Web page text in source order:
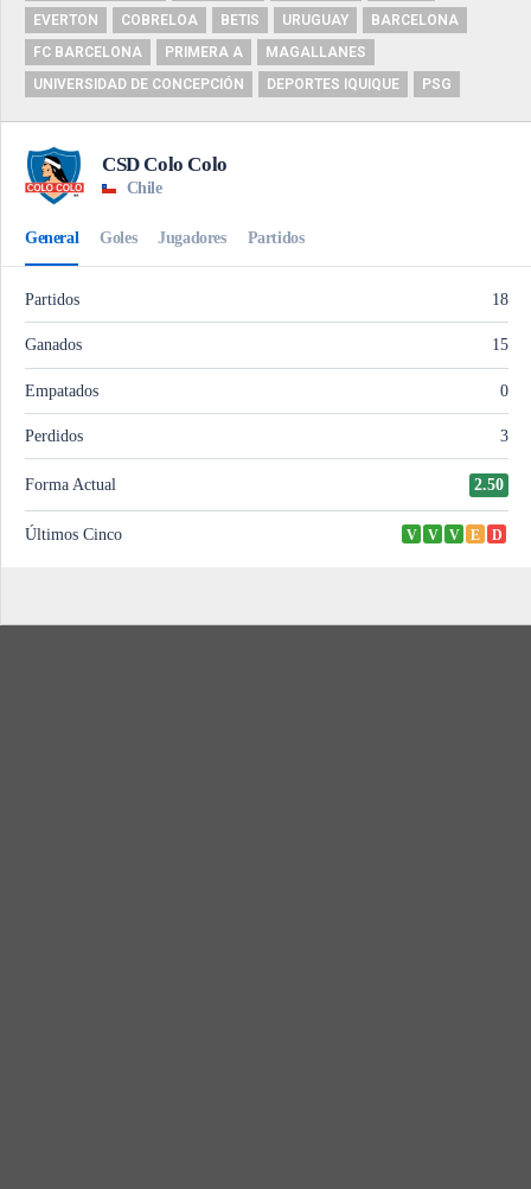
EVERTON
COBRELOA BETIS URUGUAY
BARCELONA
FC BARCELONA
PRIMERA A
MAGALLANES
UNIVERSIDAD DE CONCEPCIÓN
DEPORTES IQUIQUE PSG